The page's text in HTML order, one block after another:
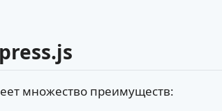
множество преимуществ: